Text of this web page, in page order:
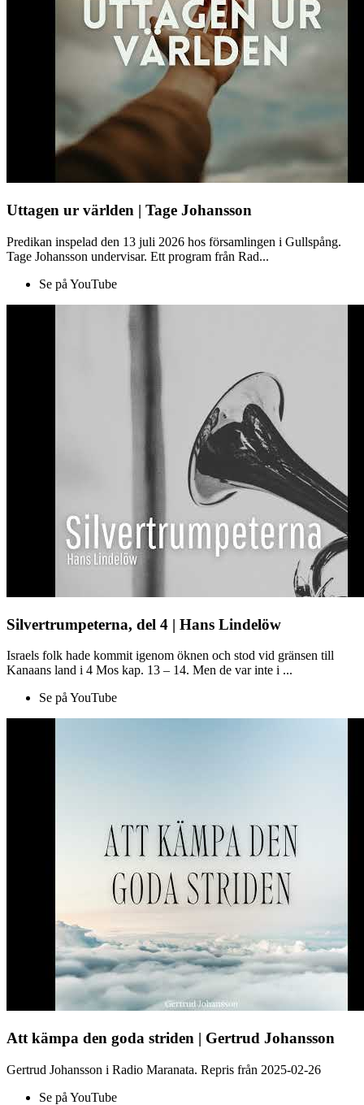
Uttagen ur världen | Tage Johansson
Predikan inspelad den 13 juli 2026 hos församlingen i Gullspång.
Tage Johansson undervisar. Ett program från Rad...
Se på YouTube
Silvertrumpeterna, del 4 | Hans Lindelöw
Israels folk hade kommit igenom öknen och stod vid gränsen till
Kanaans land i 4 Mos kap. 13 – 14. Men de var inte i ...
Se på YouTube
Att kämpa den goda striden | Gertrud Johansson
Gertrud Johansson i Radio Maranata. Repris från 2025-02-26
Se på YouTube